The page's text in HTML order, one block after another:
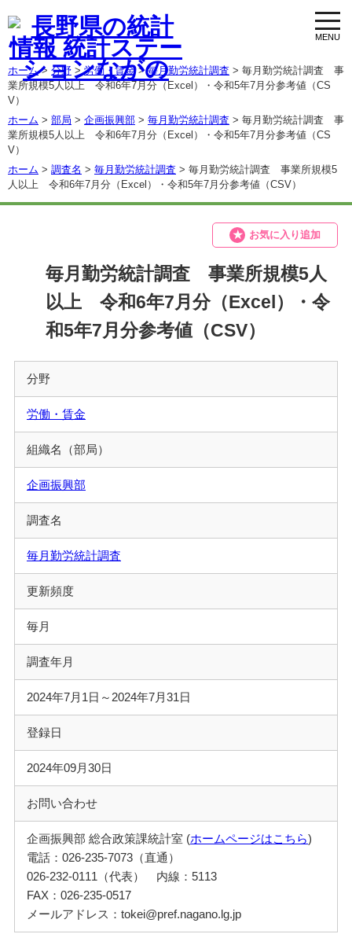
ホーム> 分野 >労働・賃金>毎月勤労統計調査 > 毎月勤労統計調査 事
業所規模5人以上 令和6年7月分（Excel）・令和5年7月分参考値（CS
V）
ホーム > 部局 > 企画振興部 > 毎月勤労統計調査 > 毎月勤労統計調査 事
業所規模5人以上 令和6年7月分（Excel）・令和5年7月分参考値（CS
V）
ホーム > 調査名 > 毎月勤労統計調査 > 毎月勤労統計調査 事業所規模5
人以上 令和6年7月分（Excel）・令和5年7月分参考値（CSV）
毎月勤労統計調査 事業所規模5人
以上 令和6年7月分（Excel）・令
和5年7月分参考値（CSV）
お気に入り追加
分野
労働・賃金
組織名（部局）
企画振興部
調査名
毎月勤労統計調査
更新頻度
毎月
調査年月
2024年7月1日～2024年7月31日
登録日
2024年09月30日
お問い合わせ
企画振興部 総合政策課統計室 (ホームページはこちら)
電話：026-235-7073（直通）
026-232-0111（代表） 内線：5113
FAX：026-235-0517
メールアドレス：tokei@pref.nagano.lg.jp